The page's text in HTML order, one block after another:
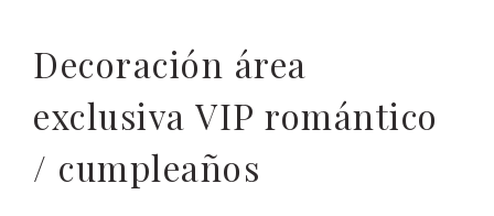
Decoración área
exclusiva VIP romántico
/ cumpleaños